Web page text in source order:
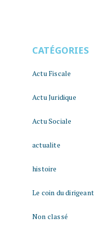
CATÉGORIES
Actu Fiscale
Actu Juridique
Actu Sociale
actualite
histoire
Le coin du dirigeant
Non classé